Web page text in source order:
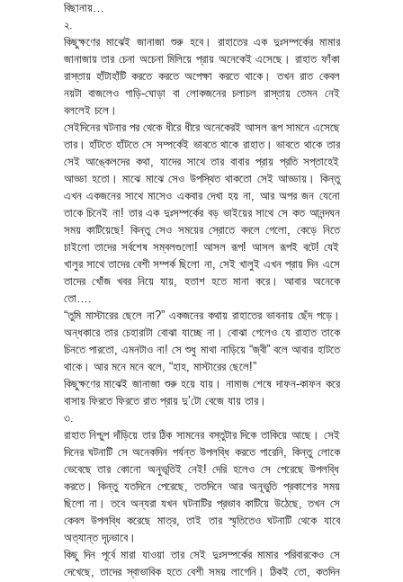
বিছানায়…
২.
কিছুক্ষণের মাঝেই জানাজা শুরু হবে। রাহাতের এক দুঃসম্পর্কের মামার
জানাজায় তার চেনা অচেনা মিলিয়ে প্রায় অনেকেই এসেছে। রাহাত ফাঁকা
রাস্তায় হাঁটাহাঁটি করতে করতে অপেক্ষা করতে থাকে। তখন রাত কেবল
নয়টা বাজলেও গাড়ি-ঘোড়া বা লোকজনের চলাচল রাস্তায় তেমন নেই
বললেই চলে।
সেইদিনের ঘটনার পর থেকে ধীরে ধীরে অনেকেরই আসল রূপ সামনে এসেছে
তার। হাঁটতে হাঁটতে সে সম্পর্কেই ভাবতে থাকে রাহাত। ভাবতে থাকে তার
সেই আঙ্কেলদের কথা, যাদের সাথে তার বাবার প্রায় প্রতি সপ্তাহেই
আড্ডা হতো। মাঝে মাঝে সেও উপস্থিত থাকতো সেই আড্ডায়। কিন্তু
এখন একজনের সাথে মাসেও একবার দেখা হয় না, আর অপর জন যেনো
তাকে চিনেই না! তার এক দুঃসম্পর্কের বড় ভাইয়ের সাথে সে কত আনন্দঘন
সময় কাটিয়েছে! কিন্তু সেও সময়ের স্রোতে বদলে গেলো, কেড়ে নিতে
চাইলো তাদের সর্বশেষ সম্বলগুলো! আসল রূপ! আসল রূপই বটে! যেই
খালুর সাথে তাদের বেশী সম্পর্ক ছিলো না, সেই খালুই এখন প্রায় দিন এসে
তাদের খোঁজ খবর নিয়ে যায়, হতাশ হতে মানা করে। আবার অনেকে
তো….
“তুমি মাস্টারের ছেলে না?” একজনের কথায় রাহাতের ভাবনায় ছেঁদ পড়ে।
অন্ধকারে তার চেহারাটা বোঝা যাচ্ছে না। বোঝা গেলেও যে রাহাত তাকে
চিনতে পারতো, এমনটাও না! সে শুধু মাথা নাড়িয়ে “জ্বী” বলে আবার হাটতে
থাকে। আর মনে মনে বলে, “হাহ, মাস্টারের ছেলে!”
কিছুক্ষণের মাঝেই জানাজা শুরু হয়ে যায়। নামাজ শেষে দাফন-কাফন করে
বাসায় ফিরতে ফিরতে রাত প্রায় দু’টো বেজে যায় তার।
৩.
রাহাত নিশ্চুপ দাঁড়িয়ে তার ঠিক সামনের বস্তুটার দিকে তাকিয়ে আছে। সেই
দিনের ঘটনাটি সে অনেকদিন পর্যন্ত উপলব্ধি করতে পারেনি, কিন্তু লোকে
ভেবেছে তার কোনো অনুভূতিই নেই! দেরি হলেও সে পেরেছে উপলব্ধি
করতে। কিন্তু যতদিনে পেরেছে, ততদিনে আর অনূভুতি প্রকাশের সময়
ছিলো না। তবে অন্যরা যখন ঘটনাটির প্রভাব কাটিয়ে উঠেছে, তখন সে
কেবল উপলব্ধি করেছে মাত্র, তাই তার স্মৃতিতেও ঘটনাটি থেকে যাবে
অত্যান্ত দৃঢ়ভাবে।
কিছু দিন পূর্বে মারা যাওয়া তার সেই দুঃসম্পর্কের মামার পরিবারকেও সে
দেখেছে, তাদের স্বাভাবিক হতে বেশী সময় লাগেনি। ঠিকই তো, কতদিন